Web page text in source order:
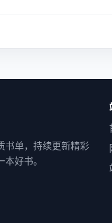
书单，持续更新精彩
好书。